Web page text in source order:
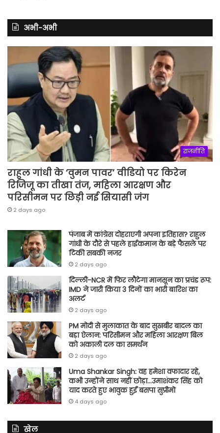
अभी-अभी
राजनीति
राहुल गांधी के ‘वुमन पावर’ वीडियो पर किरेन
रिजिजू का तीखा तंज, महिला आरक्षण और
परिसीमन पर छिड़ी नई सियासी जंग
2 days ago
पंजाब में कांग्रेस दोहराएगी अपना इतिहास? राहुल
गांधी के दौरे से पहले हाईकमान के बड़े फैसले पर
टिकी सबकी नजर
2 days ago
दिल्ली-NCR में फिर लौटेगा मानसून का प्रचंड रूप:
IMD ने जारी किया 3 दिनों का भारी बारिश का
अलर्ट
2 days ago
PM मोदी से मुलाकात के बाद सुखबीर बादल का
बड़ा ऐलान: परिसीमन और महिला आरक्षण बिल
को अकाली दल का समर्थन
2 days ago
Uma Shankar Singh: वह हमेशा वफादार रहे,
कभी उन्होंने साथ नहीं छोड़ा…उमाशंकर सिंह को
याद करते हुए भावुक हुईं बसपा सुप्रीमो
4 days ago
खेल